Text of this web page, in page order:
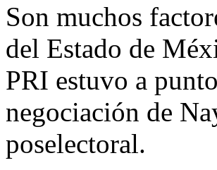
Son muchos
del Estado de
PRI estuvo a
negociación de
poselectoral.